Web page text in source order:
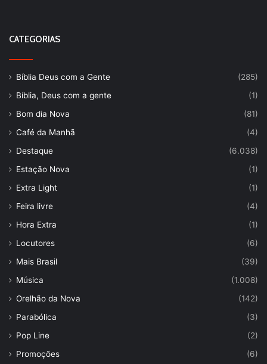
CATEGORIAS
Bíblia Deus com a Gente
(285)
Bíblia, Deus com a gente
(1)
Bom dia Nova
(81)
Café da Manhã
(4)
Destaque
(6.038)
Estação Nova
(1)
Extra Light
(1)
Feira livre
(4)
Hora Extra
(1)
Locutores
(6)
Mais Brasil
(39)
Música
(1.008)
Orelhão da Nova
(142)
Parabólica
(3)
Pop Line
(2)
Promoções
(6)